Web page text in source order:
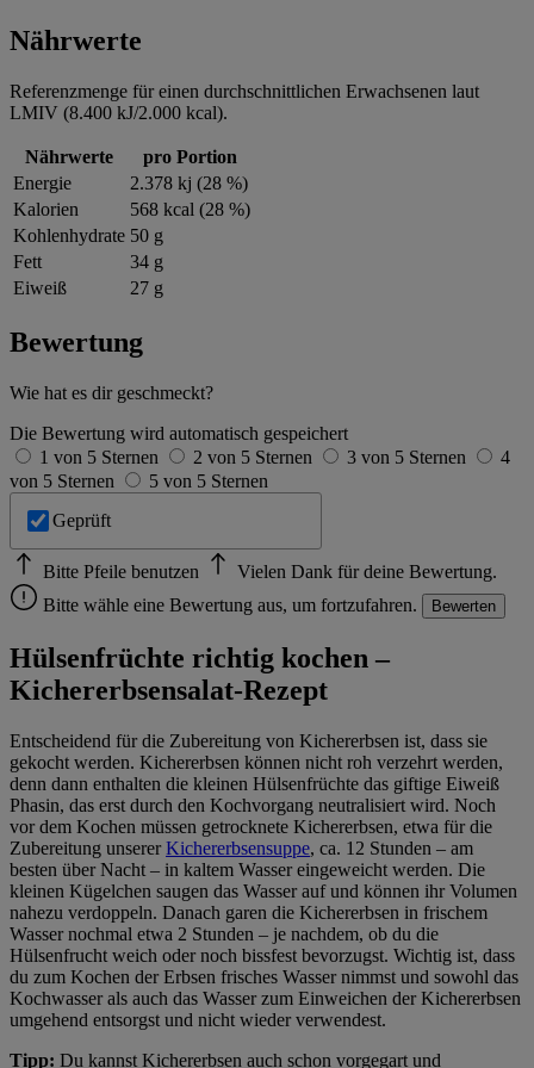
Nährwerte
Referenzmenge für einen durchschnittlichen Erwachsenen laut
LMIV (8.400 kJ/2.000 kcal).
Nährwerte
pro Portion
Energie
2.378 kj (28 %)
Kalorien
568 kcal (28 %)
Kohlenhydrate 50 g
Fett
34 g
Eiweiß
27 g
Bewertung
Wie hat es dir geschmeckt?
Die Bewertung wird automatisch gespeichert
1 von 5 Sternen
2 von 5 Sternen 3 von 5 Sternen
4
von 5 Sternen
5 von 5 Sternen
Geprüft
Bitte Pfeile benutzen
Vielen Dank für deine Bewertung.
Bitte wähle eine Bewertung aus, um fortzufahren.
Bewerten
Hülsenfrüchte richtig kochen –
Kichererbsensalat-Rezept
Entscheidend für die Zubereitung von Kichererbsen ist, dass sie
gekocht werden. Kichererbsen können nicht roh verzehrt werden,
denn dann enthalten die kleinen Hülsenfrüchte das giftige Eiweiß
Phasin, das erst durch den Kochvorgang neutralisiert wird. Noch
vor dem Kochen müssen getrocknete Kichererbsen, etwa für die
Zubereitung unsererKichererbsensuppe, ca. 12 Stunden – am
besten über Nacht – in kaltem Wasser eingeweicht werden. Die
kleinen Kügelchen saugen das Wasser auf und können ihr Volumen
nahezu verdoppeln. Danach garen die Kichererbsen in frischem
Wasser nochmal etwa 2 Stunden – je nachdem, ob du die
Hülsenfrucht weich oder noch bissfest bevorzugst. Wichtig ist, dass
du zum Kochen der Erbsen frisches Wasser nimmst und sowohl das
Kochwasser als auch das Wasser zum Einweichen der Kichererbsen
umgehend entsorgst und nicht wieder verwendest.
Tipp: Du kannst Kichererbsen auch schon vorgegart und